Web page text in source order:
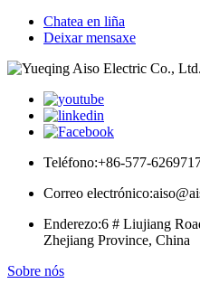
Chatea en liña
Deixar mensaxe
Teléfono:+86-577-
Correo electrónico:
Enderezo:6 # Liujiang
Zhejiang Province, China
Sobre nós